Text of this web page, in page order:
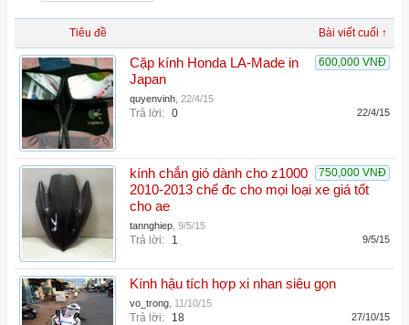
Tiêu đề Bài viết cuối ↑
600,000 VNĐ
Cặp kính Honda LA-Made in
Japan
quyenvinh 22/4/15
Trả lời: 0 22/4/15
750,000 VNĐ
kính chắn gió dành cho z1000
2010-2013 chế đc cho mọi loại xe giá tốt
cho ae
tannghiep 9/5/15
Trả lời: 1 9/5/15
Kính hậu tích hợp xi nhan siêu gọn
vo_trong 11/10/15
Trả lời: 18 27/10/15